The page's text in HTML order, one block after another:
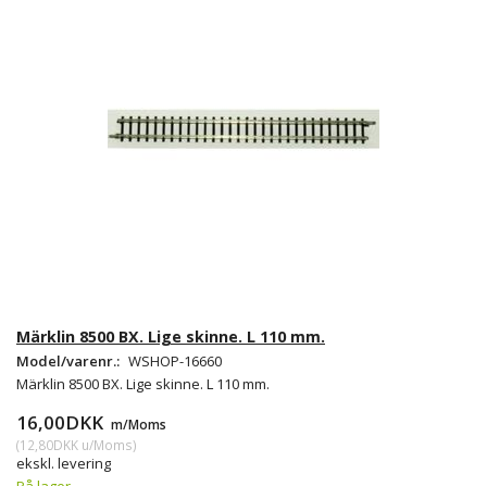
Märklin 8500 BX. Lige skinne. L 110 mm.
Model/varenr.: WSHOP-16660
Märklin 8500 BX. Lige skinne. L 110 mm.
16,00DKK m/Moms
(12,80DKK u/Moms)
ekskl. levering